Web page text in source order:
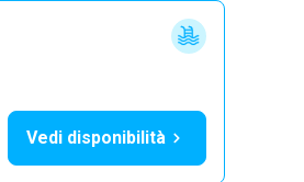
Vedi disponibilità